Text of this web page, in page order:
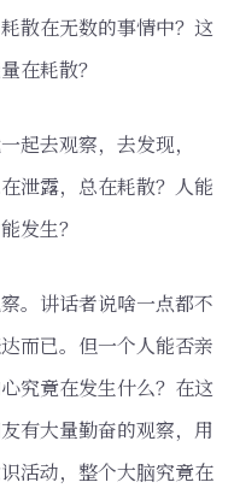
散在无数的事情中？这
在耗散？
起去观察，去发现，
泄露，总在耗散？人能
发生？
。讲话者说啥一点都不
而已。但一个人能否亲
究竟在发生什么？在这
有大量勤奋的观察，用
活动，整个大脑究竟在